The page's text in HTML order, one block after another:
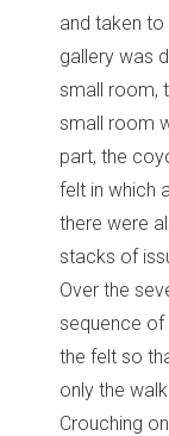
and taken to
gallery was
small room,
small room
part, the
felt in which
there were
stacks of
Over the
sequence of
the felt so
only the
Crouching